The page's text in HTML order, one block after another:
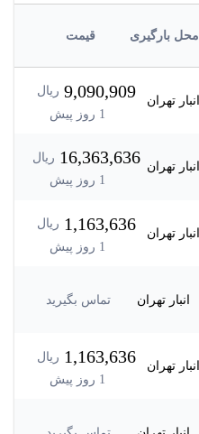
محل بارگیری قیمت
انبار تهران 9,090,909 ریال
1 روز پیش
انبار تهران 16,363,636 ریال
1 روز پیش
انبار تهران 1,163,636 ریال
1 روز پیش
انبار تهران تماس بگیرید
انبار تهران 1,163,636 ریال
1 روز پیش